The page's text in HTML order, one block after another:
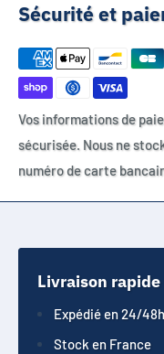
Sécurité et
Vos informations de
sécurisée. Nous ne
numéro de carte
Livraison rapide
Expédié en 24/48h
Stock en France